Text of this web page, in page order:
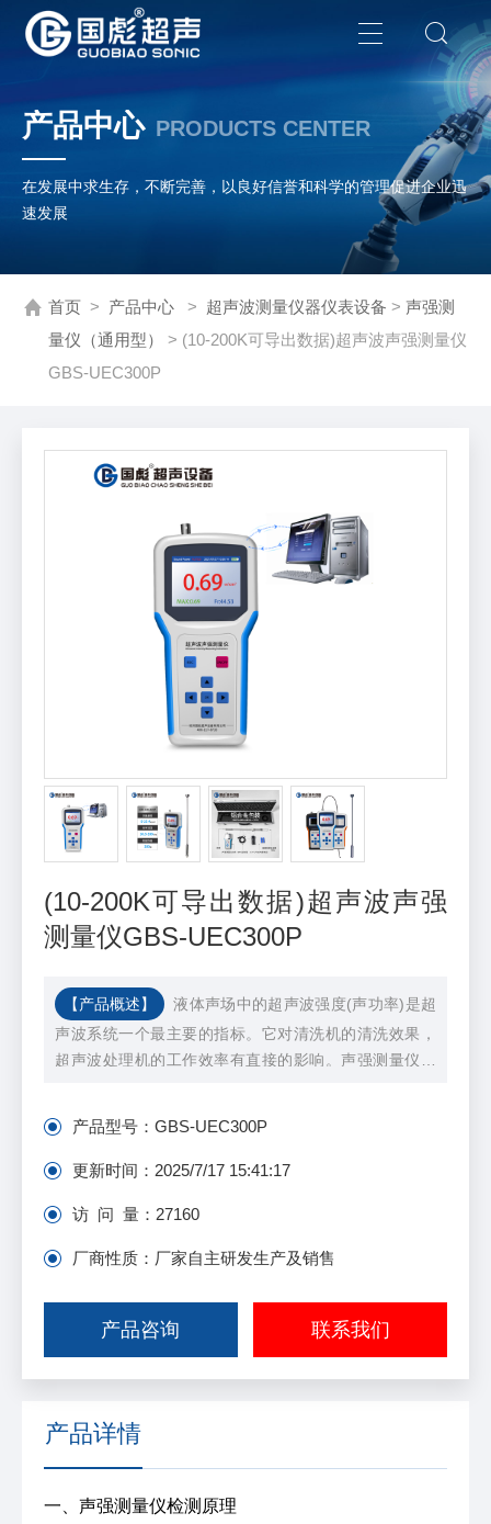
产品中心 PRODUCTS CENTER
在发展中求生存，不断完善，以良好信誉和科学的管理促进企业迅
速发展
首页 > 产品中心 > 超声波测量仪器仪表设备 > 声强测
量仪（通用型）
> (10-200K可导出数据)超声波声强测量仪
GBS-UEC300P
(10-200K可导出数据)超声波声强
测量仪GBS-UEC300P
【产品概述】
液体声场中的超声波强度(声功率)是超
声波系统一个最主要的指标。它对清洗机的清洗效果，
超声波处理机的工作效率有直接的影响。声强测量仪可
产品型号： GBS-UEC300P
更新时间： 2025/7/17 15:41:17
访 问 量： 27160
厂商性质：厂家自主研发生产及销售
产品咨询 联系我们
产品详情
一、声强测量仪检测原理